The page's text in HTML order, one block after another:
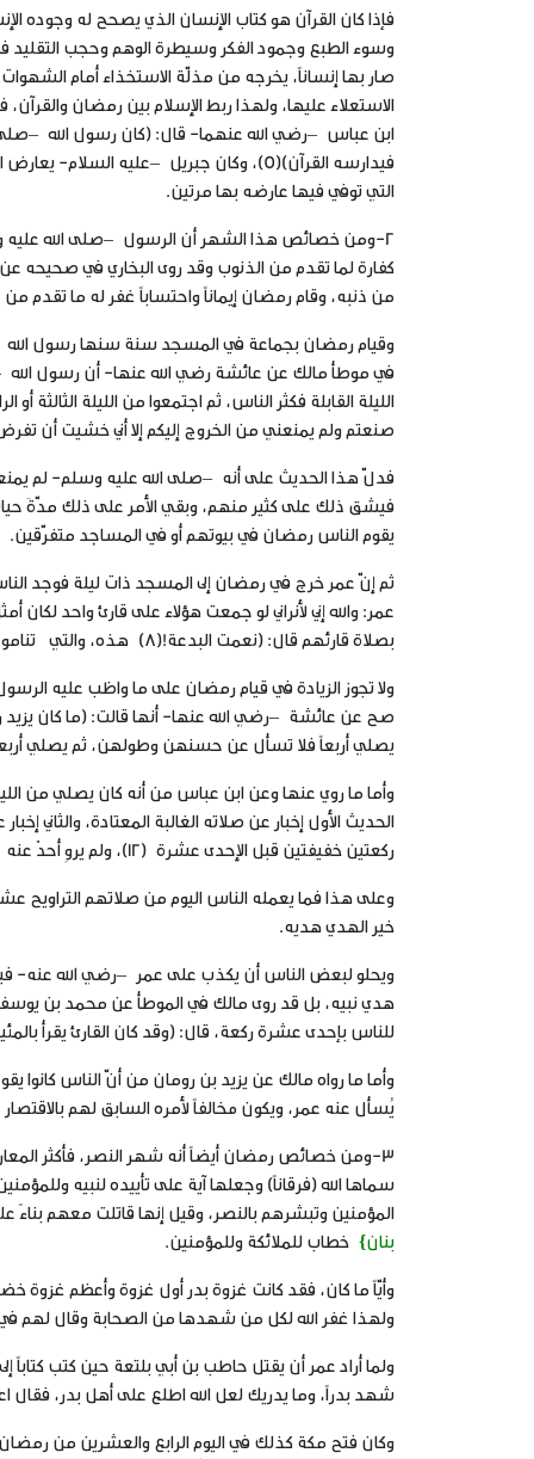
فإذا كان القرآن هو كتاب الإنسان الذي يصحح له وجوده
وسوء الطبع وجمود الفكر وسيطرة الوهم وحجب
صار بها إنساناً، يخرجه من مذلّة الاستخذاء أمام
الاستعلاء عليها، ولهذا ربط الإسلام بين رمضان
ابن عباس –رضي الله عنهما- قال: (كان رسول الله
فيدارسه القرآن)(5)، وكان جبريل –عليه
التي توفي فيها عارضه بها مرتين.
2-ومن خصائص هذا الشهر أن الرسول –صلى الله عليه
كفارة لما تقدم من الذنوب وقد روى البخاري في صحيحه
من ذنبه، وقام رمضان إيماناً واحتساباً غفر له ما تقدم
وقيام رمضان بجماعة في المسجد سنة سنها رسول
في موطأ مالك عن عائشة رضي الله عنها- أن رسول
الليلة القابلة فكثر الناس، ثم اجتمعوا من الليلة
صنعتم ولم يمنعني من الخروج إليكم إلا أني خشيت أن
فدلّ هذا الحديث على أنه –صلى الله عليه وسلم- لم
فيشق ذلك على كثير منهم، وبقي الأمر على ذلك مدّةَ
يقوم الناس رمضان في بيوتهم أو في المساجد متفرّقين.
ثم إنّ عمر خرج في رمضان إلى المسجد ذات ليلة فوجد
عمر: والله إني لأنراني لو جمعت هؤلاء على قارئ واحد
بصلاة قارئهم قال: (نعمت البدعة!(8) هذه، والتي تنامون عنها أفضل من التي تقومون)(9) –يعني آخر الليل- وكان الناس يقومون أوله.
ولا تجوز الزيادة في قيام رمضان على ما واظب عليه
صح عن عائشة –رضي الله عنها- أنها قالت: (ما كان
يصلي أربعاً فلا تسأل عن حسنهن وطولهن، ثم يصلي
الحديث الأول إخبار عن صلاته الغالبة المعتادة،
ركعتين خفيفتين قبل الإحدى عشرة (12)، ولم يروِ أحدٌ عنه –صلى الله عليه وسلم- أنّه زاد على ذلك في قيام الليل.
وعلى هذا فما يعمله الناس اليوم من صلاتهم التراويح
خير الهدي هديه.
ويحلو لبعض الناس أن يكذب على عمر –رضي الله عنه-
هدي نبيه، بل قد روى مالك في الموطأ عن محمد بن يوسف
للناس بإحدى عشرة ركعة، قال: (وقد كان القارئ يقرأ
يُسأل عنه عمر، ويكون مخالفاً لأمره السابق لهم
3-ومن خصائص رمضان أيضاً أنه شهر النصر، فأكثر
سماها الله (فرقاناً) وجعلها آية على تأييده لنبيه
المؤمنين وتبشرهم بالنصر، وقيل إنها قاتلت معهم بناءً
بنان} خطاب للملائكة وللمؤمنين.
ولهذا غفر الله لكل من شهدها من الصحابة وقال لهم
ولما أراد عمر أن يقتل حاطب بن أبي بلتعة حين كتب
شهد بدراً، وما يدريك لعل الله اطلع على أهل بدر،